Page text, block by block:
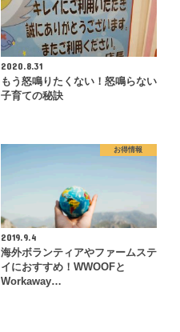
2020.8.31
もう怒鳴りたくない！怒鳴らない
子育ての秘訣
お得情報
2019.9.4
海外ボランティアやファームステ
イにおすすめ！WWOOFと
Workaway…